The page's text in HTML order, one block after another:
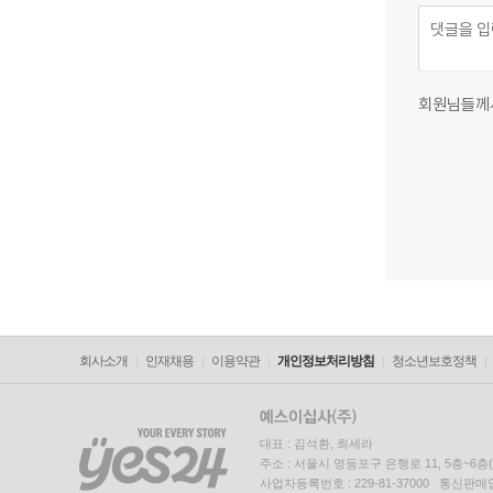
회원님들
회사소개 인재채용 이용약관 개인정보처리방침 청소년보호정책
대표 : 김석환, 최세라
주소 : 서울시 영등포구 은행로 11, 5층~6
사업자등록번호 : 229-81-37000 통신판매